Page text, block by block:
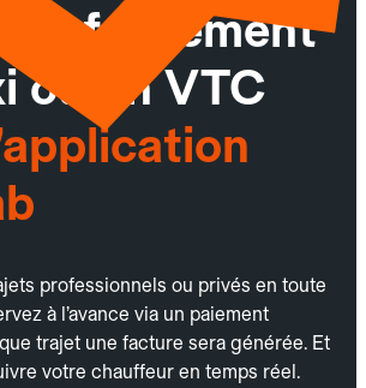
facilement
ou un VTC
professionnels ou privés en toute
à l’avance via un paiement
trajet une facture sera générée. Et
votre chauffeur en temps réel.